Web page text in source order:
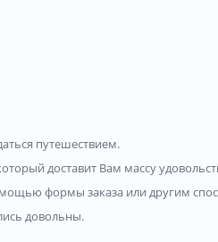
путешествием.
доставит Вам массу
формы заказа или другим
довольны.